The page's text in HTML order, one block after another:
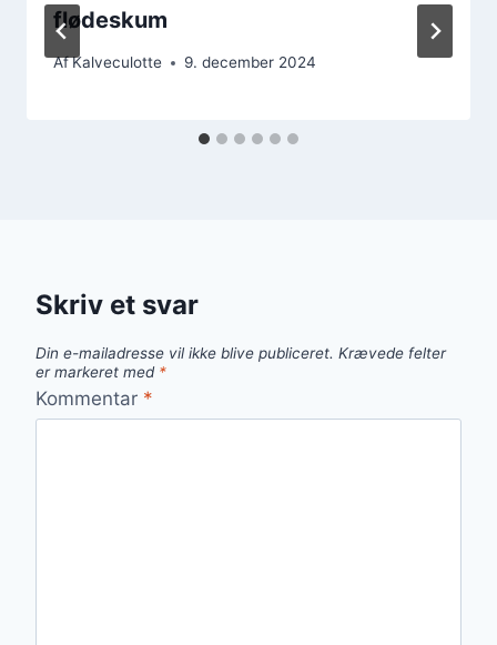
flødeskum
AfKalveculotte 9. december 2024
Skriv et svar
Din e-mailadresse vil ikke blive publiceret. Krævede felter
er markeret med *
Kommentar *